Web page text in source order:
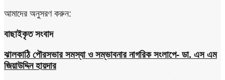
আমাদের অনুসরণ করুন:
বাছাইকৃত সংবাদ
ঝালকাঠি পৌরসভার সমস্যা ও সম্ভাবনার নাগরিক সংলাপে- ডা. এস এম
জিয়াউদ্দিন হায়দার